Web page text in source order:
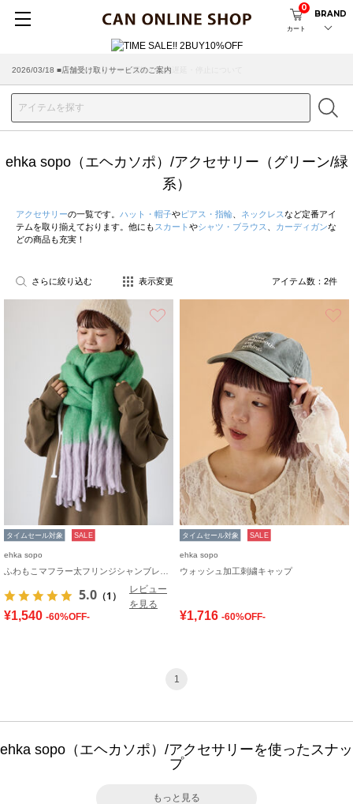
カート
0
BRAND
2026/03/18 ■店舗受け取りサービスのご案内
ehka sopo（エヘカソポ）/アクセサリー（グリーン/緑
系）
アクセサリーの一覧です。 ハット・帽子やピアス・指輪 ネックレスなど定番アイ
テムを取り揃えております。他にも スカート やシャツ・ブラウス カーディガンな
どの商品も充実！
さらに絞り込む 表示変更 アイテム数： 2件
タイムセール対象 SALE
ehka sopo
5.0 （1）
レビュー
を見る
¥1,540 -60%OFF-
タイムセール対象 SALE
ehka sopo
ウォッシュ加工刺繍キャップ
¥1,716 -60%OFF-
1
ehka sopo（エヘカソポ）/アクセサリーを使ったスナッ
プ
もっと見る